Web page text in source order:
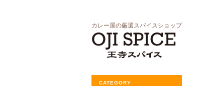
カレー屋の厳選スパイスショップ
CATEGORY